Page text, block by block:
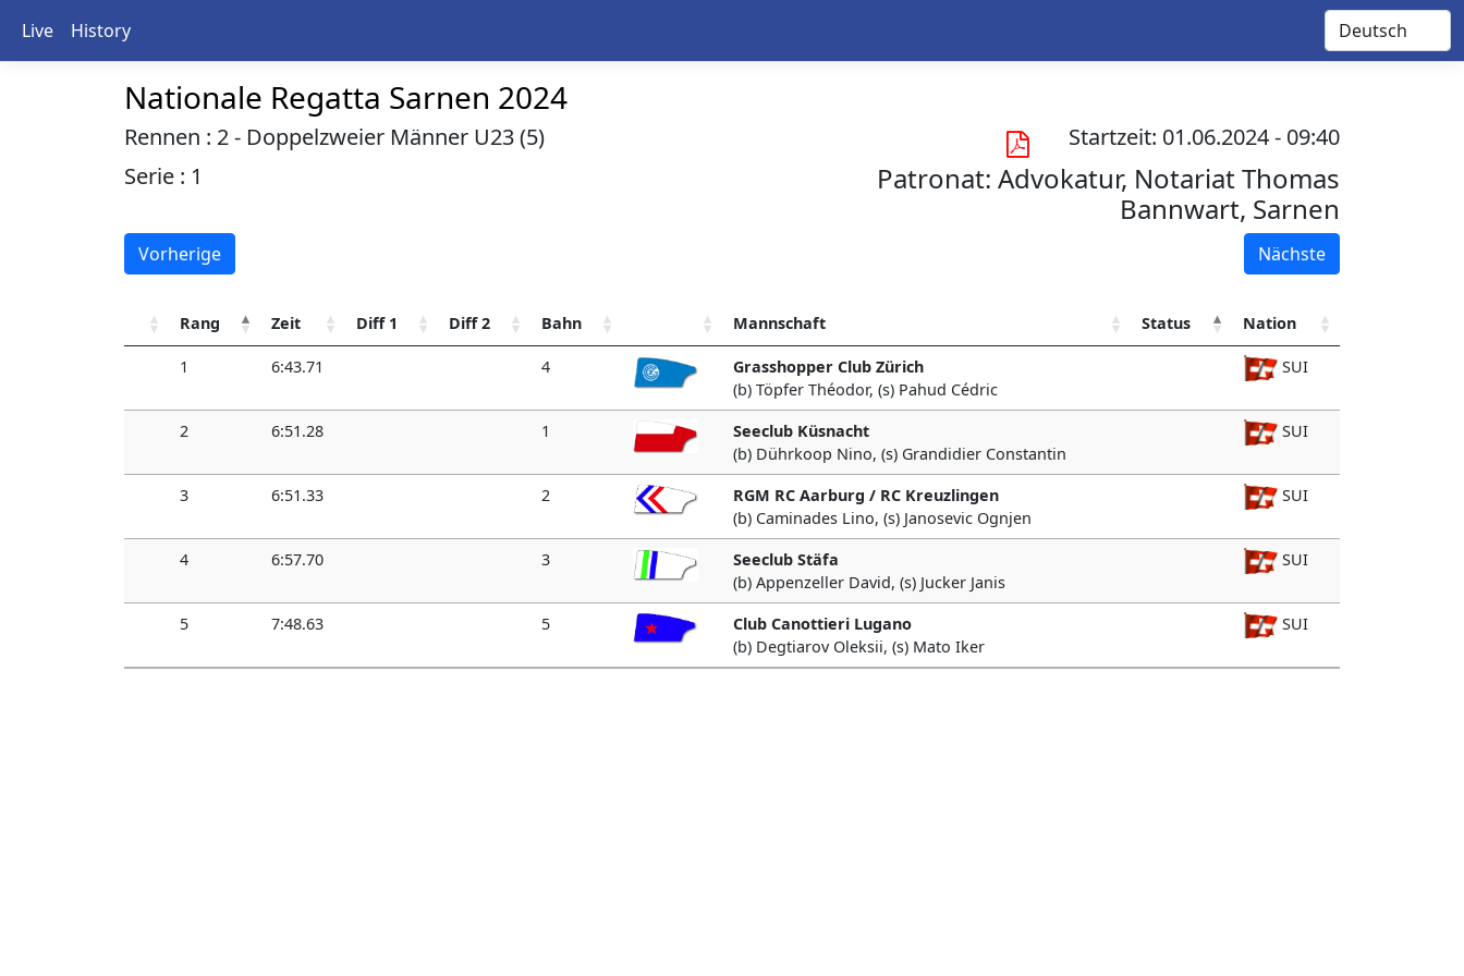
Live History
Nationale Regatta Sarnen 2024
Rennen : 2 - Doppelzweier Männer U23 (5)
Startzeit: 01.06.2024 - 09:40
Serie : 1
Patronat: Advokatur, Notariat Thomas
Bannwart, Sarnen
Vorherige Nächste
Rang Zeit Diff 1 Diff 2 Bahn Mannschaft Status Nation
1 6:43.71 4
Grasshopper Club Zürich
(b) Töpfer Théodor, (s) Pahud Cédric
SUI
2 6:51.28 1
Seeclub Küsnacht
(b) Dührkoop Nino, (s) Grandidier Constantin
SUI
3 6:51.33 2
RGM RC Aarburg / RC Kreuzlingen
(b) Caminades Lino, (s) Janosevic Ognjen
SUI
4 6:57.70 3
Seeclub Stäfa
(b) Appenzeller David, (s) Jucker Janis
SUI
5 7:48.63 5
Club Canottieri Lugano
(b) Degtiarov Oleksii, (s) Mato Iker
SUI